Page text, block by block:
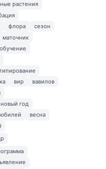
растения
флора
сезон
маточник
обучение
вир
вавилов
новый год
юбилей
весна